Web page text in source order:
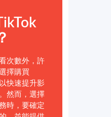
次數外，許
擇購買
快速提升影
然而，選擇
時，要確定